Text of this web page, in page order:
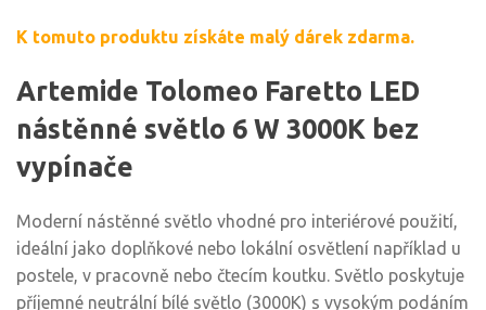
K tomuto produktu získáte malý dárek zdarma.
Artemide Tolomeo Faretto LED
nástěnné světlo 6 W 3000K bez
vypínače
Moderní nástěnné světlo vhodné pro interiérové použití,
ideální jako doplňkové nebo lokální osvětlení například u
postele, v pracovně nebo čtecím koutku. Světlo poskytuje
příjemné neutrální bílé světlo (3000K) s vysokým podáním